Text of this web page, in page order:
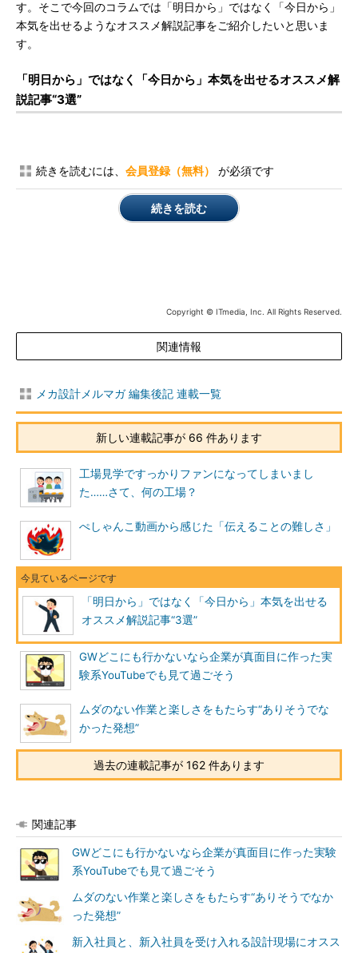
す。そこで今回のコラムでは「明日から」ではなく「今日から」
本気を出せるようなオススメ解説記事をご紹介したいと思いま
す。
「明日から」ではなく「今日から」本気を出せるオススメ解
説記事“3選”
続きを読むには、 会員登録（無料） が必須です
続きを読む
Copyright © ITmedia, Inc. All Rights Reserved.
関連情報
メカ設計メルマガ 編集後記 連載一覧
新しい連載記事が 66 件あります
工場見学ですっかりファンになってしまいまし
た……さて、何の工場？
ぺしゃんこ動画から感じた「伝えることの難しさ」
「明日から」ではなく「今日から」本気を出せる
オススメ解説記事“3選”
GWどこにも行かないなら企業が真面目に作った実
験系YouTubeでも見て過ごそう
ムダのない作業と楽しさをもたらす“ありそうでな
かった発想”
過去の連載記事が 162 件あります
関連記事
GWどこにも行かないなら企業が真面目に作った実験
系YouTubeでも見て過ごそう
ムダのない作業と楽しさをもたらす“ありそうでなか
った発想”
新入社員と、新入社員を受け入れる設計現場にオスス